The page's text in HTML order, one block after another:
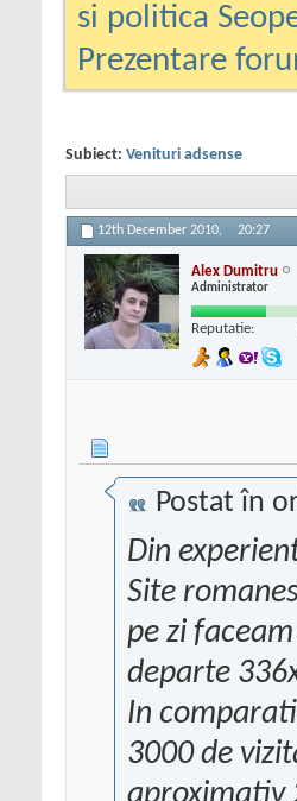
si politica
Prezentare
Subiect: Venituri adsense
12th December 2010, 20:27
Alex Dumitru
Administrator
Reputatie:
Postat în
Din
Site
pe zi
departe
In
3000 de